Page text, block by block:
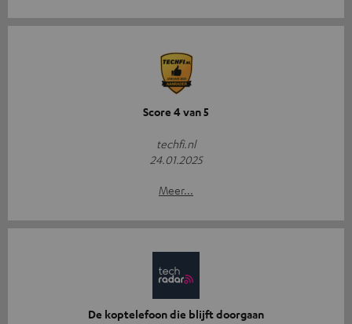
Score 4 van 5
techfi.nl
24.01.2025
Meer...
De koptelefoon die blijft doorgaan